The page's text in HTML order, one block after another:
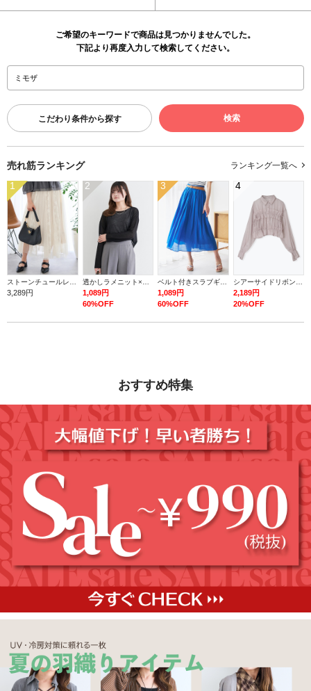
ご希望のキーワードで商品は見つかりませんでした。
下記より再度入力して検索してください。
こだわり条件から探す
売れ筋ランキング ランキング一覧へ
1
ストーンチュールレースロングスカート
3,289円
2
透かしラメニット×タンク
1,089円
60%OFF
3
ベルト付きスラブギャザーロングスカート
1,089円
60%OFF
4
シアーサイドリボンフリルショートシャツ
2,189円
20%OFF
おすすめ特集